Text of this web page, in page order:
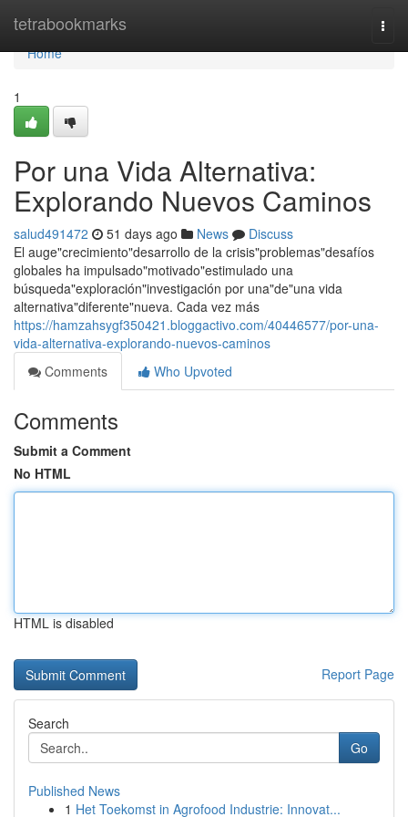
tetrabookmarks
Home
Home
1
Por una Vida Alternativa:
Explorando Nuevos Caminos
salud491472 51 days ago News
Discuss
El auge"crecimiento"desarrollo de la crisis"problemas"desafíos
globales ha impulsado"motivado"estimulado una
búsqueda"exploración"investigación por una"de"una vida
alternativa"diferente"nueva. Cada vez más
https://hamzahsygf350421.bloggactivo.com/40446577/por-una-
vida-alternativa-explorando-nuevos-caminos
Comments
Who Upvoted
Comments
Submit a Comment
No HTML
HTML is disabled
Report Page
Search
Go
Published News
1 Het Toekomst in Agrofood Industrie: Innovat...